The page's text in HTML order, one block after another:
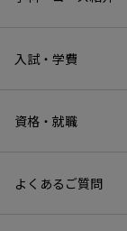
入試・学費
資格・就職
よくあるご質問